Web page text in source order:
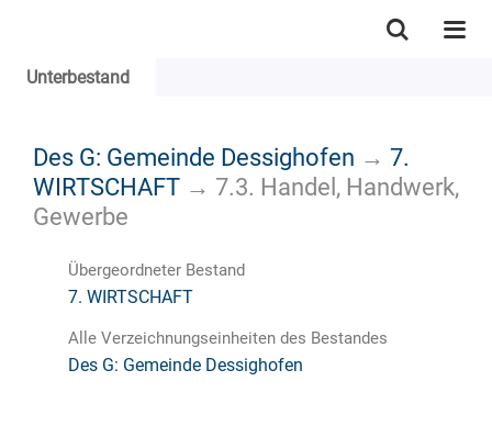
Unterbestand
Des G: Gemeinde Dessighofen → 7.
WIRTSCHAFT → 7.3. Handel, Handwerk,
Gewerbe
Übergeordneter Bestand
7. WIRTSCHAFT
Alle Verzeichnungseinheiten des Bestandes
Des G: Gemeinde Dessighofen